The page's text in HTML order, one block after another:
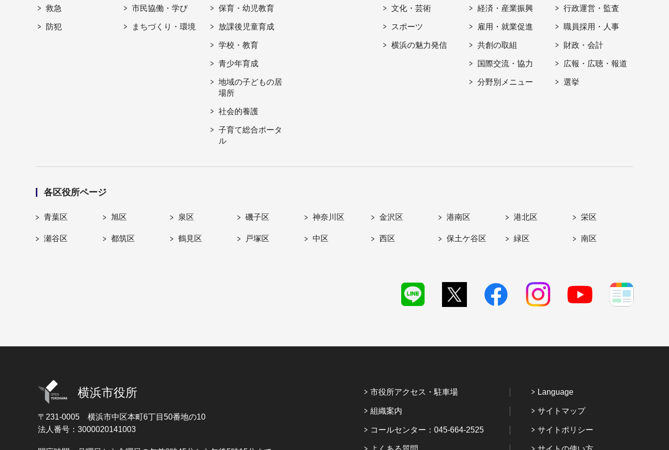
救急
防犯
市民協働・学び
まちづくり・環境
保育・幼児教育
放課後児童育成
学校・教育
青少年育成
地域の子どもの居
場所
社会的養護
子育て総合ポータ
ル
文化・芸術
スポーツ
横浜の魅力発信
経済・産業振興
雇用・就業促進
共創の取組
国際交流・協力
分野別メニュー
行政運営・監査
職員採用・人事
財政・会計
広報・広聴・報道
選挙
各区役所ページ
青葉区 旭区 泉区 磯子区 神奈川区 金沢区 港南区 港北区 栄区
瀬谷区 都筑区 鶴見区 戸塚区 中区 西区 保土ケ谷区 緑区 南区
横浜市役所
〒231-0005 横浜市中区本町6丁目50番地の10
法人番号：3000020141003
市役所アクセス・駐車場
組織案内
コールセンター：045-664-2525
Language
サイトマップ
サイトポリシー